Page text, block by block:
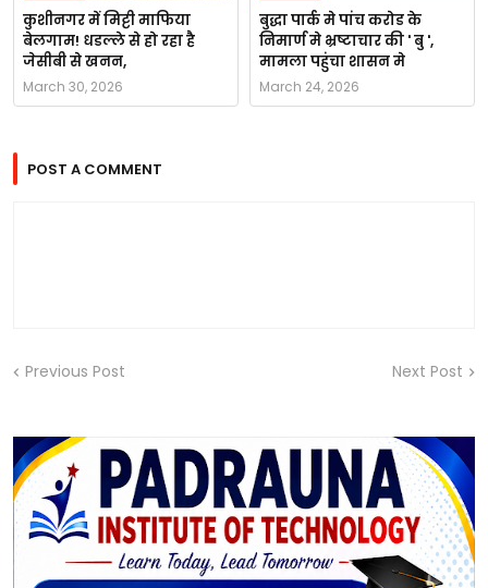
कुशीनगर में मिट्टी माफिया
बेलगाम! धडल्ले से हो रहा है
जेसीबी से खनन,
March 30, 2026
बुद्धा पार्क मे पांच करोड के
निमार्ण मे भ्रष्टाचार की ' बु ',
मामला पहुंचा शासन मे
March 24, 2026
POST A COMMENT
Previous Post Next Post